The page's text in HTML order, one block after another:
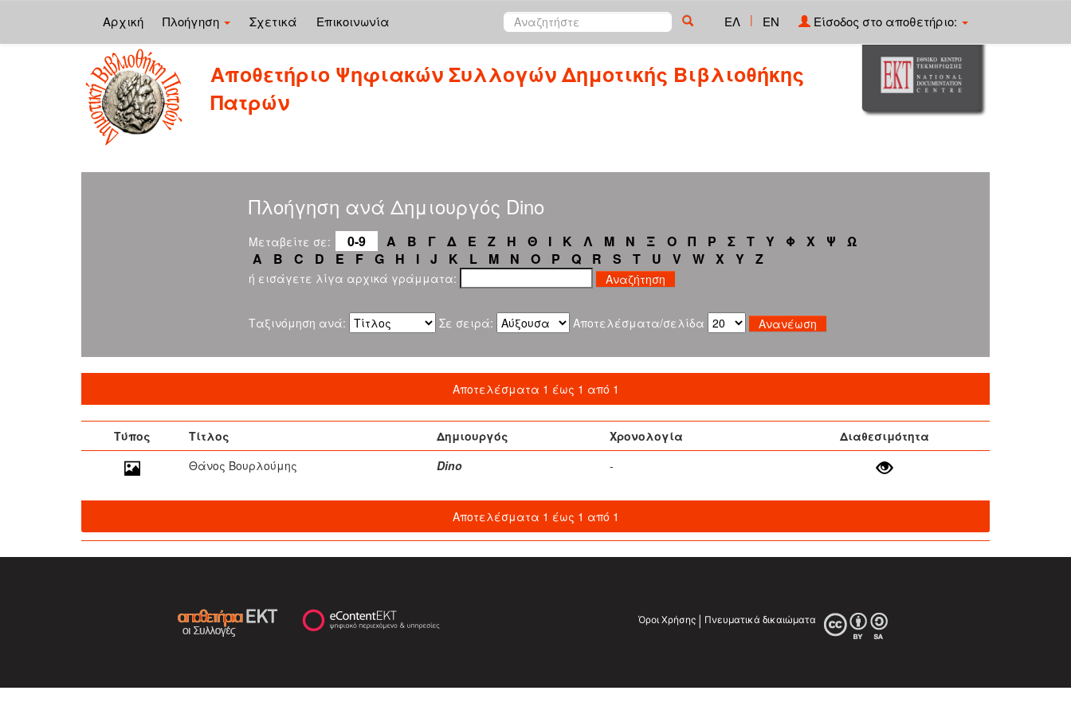
Αρχική Πλοήγηση Σχετικά Επικοινωνία ΕΛ | EN Είσοδος στο αποθετήριο:
Αποθετήριο Ψηφιακών Συλλογών Δημοτικής Βιβλιοθήκης
Πατρών
Πλοήγηση ανά Δημιουργός Dino
Μεταβείτε σε: 0-9 Α Β Γ Δ Ε Ζ Η Θ Ι Κ Λ Μ Ν Ξ Ο Π Ρ Σ Τ Υ Φ Χ Ψ
Ω
A
B C D E F G H I J K L M N O P Q R S T U V W X Y Z
ή εισάγετε λίγα αρχικά γράμματα:
Ταξινόμηση ανά: Σε σειρά: Αποτελέσματα/σελίδα
Αποτελέσματα 1 έως 1 από 1
Τύπος Τίτλος Δημιουργός Χρονολογία
Διαθεσιμότητα
Θάνος Βουρλούμης
Dino -
Αποτελέσματα 1 έως 1 από 1